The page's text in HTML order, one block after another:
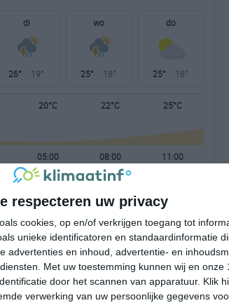
respecteren uw privacy
cookies, op en/of verkrijgen toegang tot
unieke identificatoren en standaardinformatie
advertenties en inhoud, advertentie- en
Met uw toestemming kunnen wij en onze
door het scannen van apparatuur. Klik
verwerking van uw persoonlijke gegevens
di
26° 19°
wo
25° 18°
do
25° 18°
20°C 22°C 25°C
05:00 08:00 11:00
WZW 2 W 2
05:00